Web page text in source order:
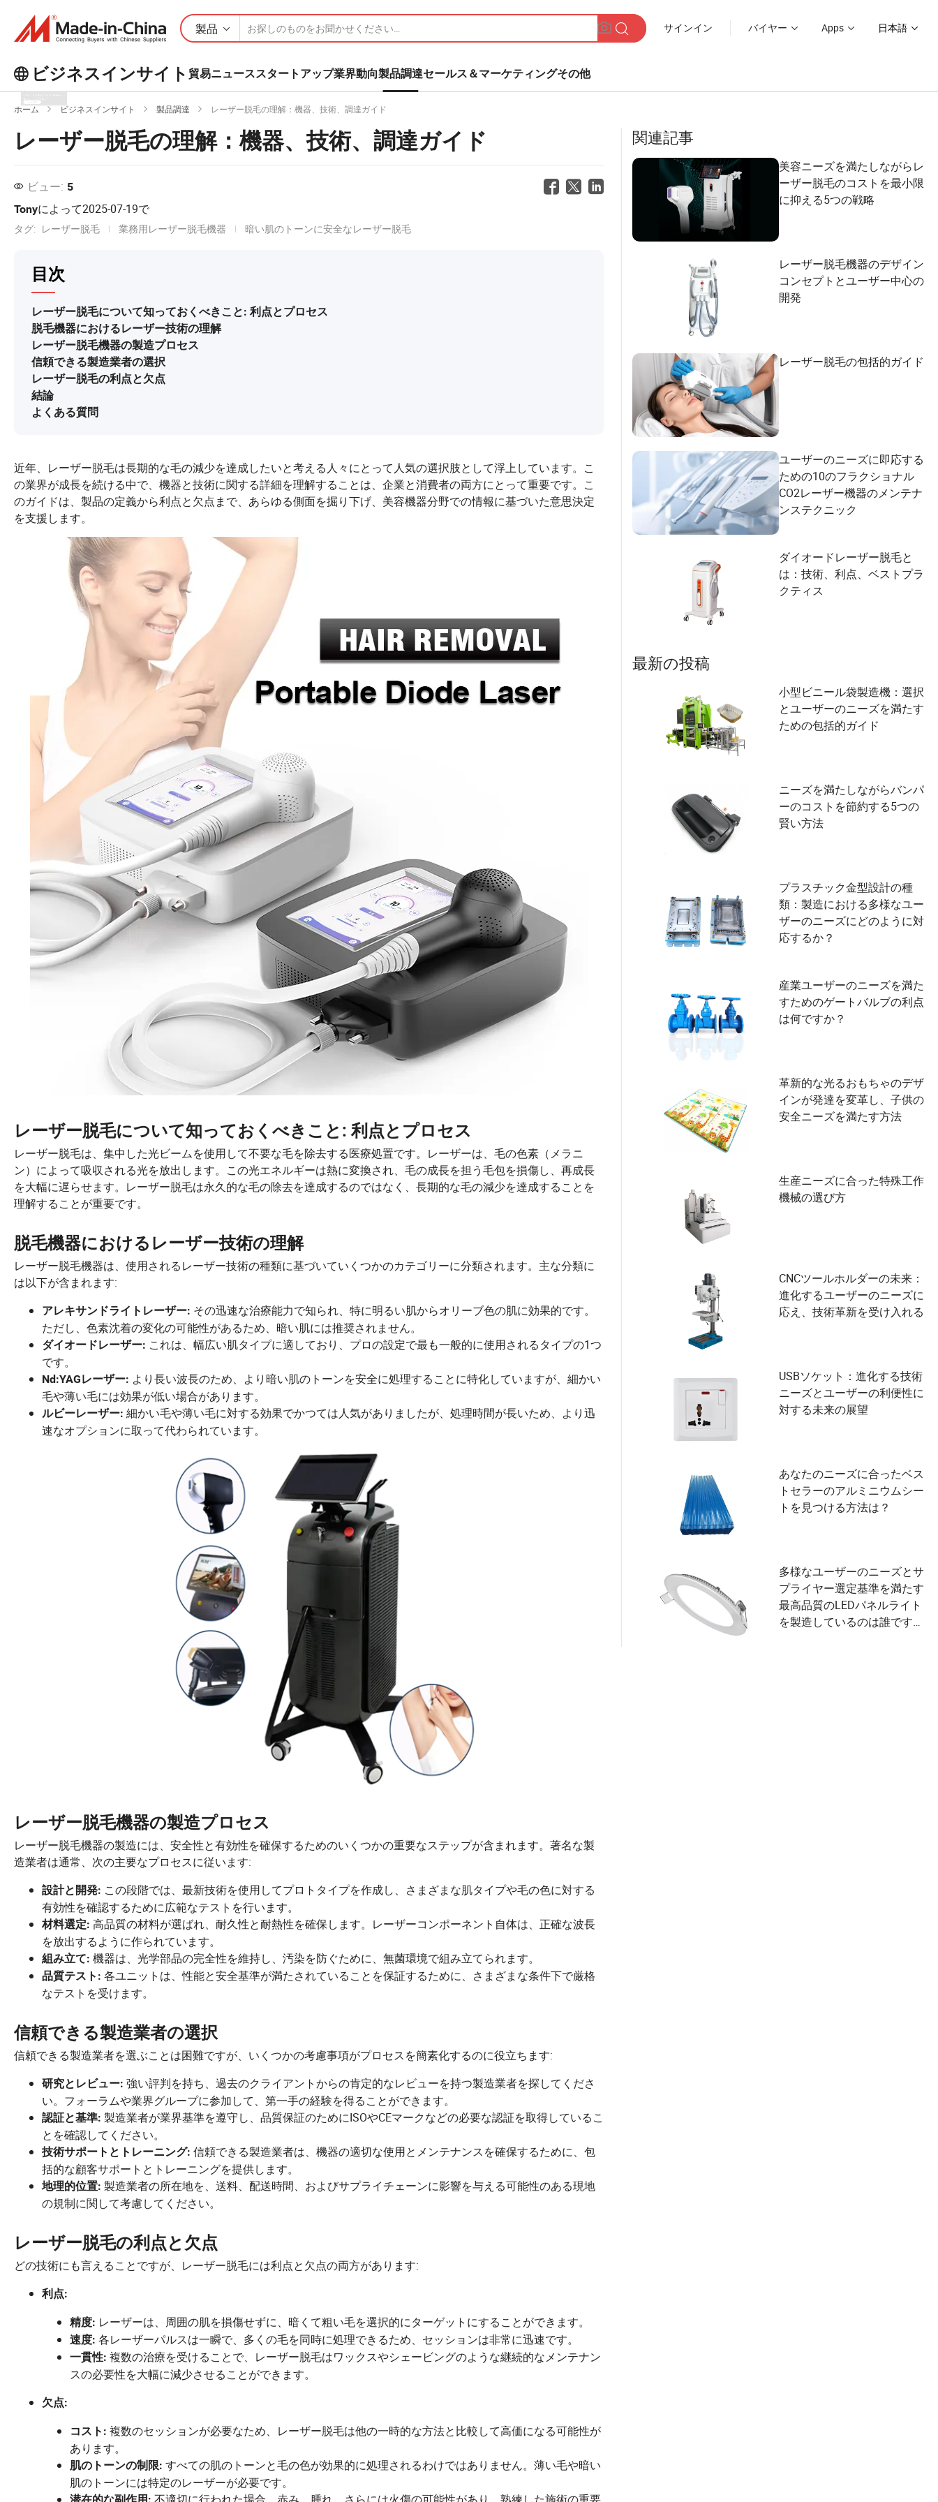
製品 サインイン バイヤー Apps 日本語
ビジネスインサイト 貿易ニューススタートアップ業界動向製品調達セールス＆マーケティングその他
ビジネスインサイトで人気の記事を
もっと見る
ホーム ビジネスインサイト 製品調達 レーザー脱毛の理解：機器、技術、調達ガイド
レーザー脱毛の理解：機器、技術、調達ガイド
ビュー: 5
Tonyによって2025-07-19で
タグ: レーザー脱毛 業務用レーザー脱毛機器 暗い肌のトーンに安全なレーザー脱毛
目次
レーザー脱毛について知っておくべきこと: 利点とプロセス
脱毛機器におけるレーザー技術の理解
レーザー脱毛機器の製造プロセス
信頼できる製造業者の選択
レーザー脱毛の利点と欠点
結論
よくある質問
近年、レーザー脱毛は長期的な毛の減少を達成したいと考える人々にとって人気の選択肢として浮上しています。こ
の業界が成長を続ける中で、機器と技術に関する詳細を理解することは、企業と消費者の両方にとって重要です。こ
のガイドは、製品の定義から利点と欠点まで、あらゆる側面を掘り下げ、美容機器分野での情報に基づいた意思決定
を支援します。
レーザー脱毛について知っておくべきこと: 利点とプロセス
レーザー脱毛は、集中した光ビームを使用して不要な毛を除去する医療処置です。レーザーは、毛の色素（メラニ
ン）によって吸収される光を放出します。この光エネルギーは熱に変換され、毛の成長を担う毛包を損傷し、再成長
を大幅に遅らせます。レーザー脱毛は永久的な毛の除去を達成するのではなく、長期的な毛の減少を達成することを
理解することが重要です。
脱毛機器におけるレーザー技術の理解
レーザー脱毛機器は、使用されるレーザー技術の種類に基づいていくつかのカテゴリーに分類されます。主な分類に
は以下が含まれます:
アレキサンドライトレーザー: その迅速な治療能力で知られ、特に明るい肌からオリーブ色の肌に効果的です。
ただし、色素沈着の変化の可能性があるため、暗い肌には推奨されません。
ダイオードレーザー: これは、幅広い肌タイプに適しており、プロの設定で最も一般的に使用されるタイプの1つ
です。
Nd:YAGレーザー: より長い波長のため、より暗い肌のトーンを安全に処理することに特化していますが、細かい
毛や薄い毛には効果が低い場合があります。
ルビーレーザー: 細かい毛や薄い毛に対する効果でかつては人気がありましたが、処理時間が長いため、より迅
速なオプションに取って代わられています。
レーザー脱毛機器の製造プロセス
レーザー脱毛機器の製造には、安全性と有効性を確保するためのいくつかの重要なステップが含まれます。著名な製
造業者は通常、次の主要なプロセスに従います:
設計と開発: この段階では、最新技術を使用してプロトタイプを作成し、さまざまな肌タイプや毛の色に対する
有効性を確認するために広範なテストを行います。
材料選定: 高品質の材料が選ばれ、耐久性と耐熱性を確保します。レーザーコンポーネント自体は、正確な波長
を放出するように作られています。
組み立て: 機器は、光学部品の完全性を維持し、汚染を防ぐために、無菌環境で組み立てられます。
品質テスト: 各ユニットは、性能と安全基準が満たされていることを保証するために、さまざまな条件下で厳格
なテストを受けます。
信頼できる製造業者の選択
信頼できる製造業者を選ぶことは困難ですが、いくつかの考慮事項がプロセスを簡素化するのに役立ちます:
研究とレビュー: 強い評判を持ち、過去のクライアントからの肯定的なレビューを持つ製造業者を探してくださ
い。フォーラムや業界グループに参加して、第一手の経験を得ることができます。
認証と基準: 製造業者が業界基準を遵守し、品質保証のためにISOやCEマークなどの必要な認証を取得しているこ
とを確認してください。
技術サポートとトレーニング: 信頼できる製造業者は、機器の適切な使用とメンテナンスを確保するために、包
括的な顧客サポートとトレーニングを提供します。
地理的位置: 製造業者の所在地を、送料、配送時間、およびサプライチェーンに影響を与える可能性のある現地
の規制に関して考慮してください。
レーザー脱毛の利点と欠点
どの技術にも言えることですが、レーザー脱毛には利点と欠点の両方があります:
利点:
精度: レーザーは、周囲の肌を損傷せずに、暗くて粗い毛を選択的にターゲットにすることができます。
速度: 各レーザーパルスは一瞬で、多くの毛を同時に処理できるため、セッションは非常に迅速です。
一貫性: 複数の治療を受けることで、レーザー脱毛はワックスやシェービングのような継続的なメンテナン
スの必要性を大幅に減少させることができます。
欠点:
コスト: 複数のセッションが必要なため、レーザー脱毛は他の一時的な方法と比較して高価になる可能性が
あります。
肌のトーンの制限: すべての肌のトーンと毛の色が効果的に処理されるわけではありません。薄い毛や暗い
肌のトーンには特定のレーザーが必要です。
関連記事
美容ニーズを満たしながらレ
ーザー脱毛のコストを最小限
に抑える5つの戦略
レーザー脱毛機器のデザイン
コンセプトとユーザー中心の
開発
レーザー脱毛の包括的ガイド
ユーザーのニーズに即応する
ための10のフラクショナル
CO2レーザー機器のメンテナ
ンステクニック
ダイオードレーザー脱毛と
は：技術、利点、ベストプラ
クティス
最新の投稿
小型ビニール袋製造機：選択
とユーザーのニーズを満たす
ための包括的ガイド
ニーズを満たしながらバンパ
ーのコストを節約する5つの
賢い方法
プラスチック金型設計の種
類：製造における多様なユー
ザーのニーズにどのように対
応するか？
産業ユーザーのニーズを満た
すためのゲートバルブの利点
は何ですか？
革新的な光るおもちゃのデザ
インが発達を変革し、子供の
安全ニーズを満たす方法
生産ニーズに合った特殊工作
機械の選び方
CNCツールホルダーの未来：
進化するユーザーのニーズに
応え、技術革新を受け入れる
USBソケット：進化する技術
ニーズとユーザーの利便性に
対する未来の展望
あなたのニーズに合ったベス
トセラーのアルミニウムシー
トを見つける方法は？
多様なユーザーのニーズとサ
プライヤー選定基準を満たす
最高品質のLEDパネルライト
を製造しているのは誰です